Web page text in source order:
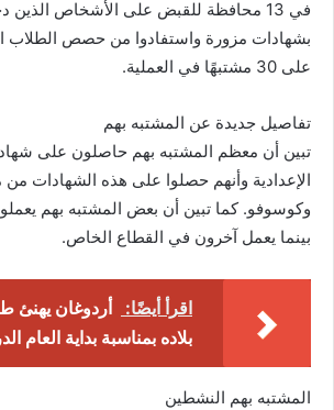
في 13 محافظة للقبض على الأشخاص الذين
بشهادات مزورة واستفادوا من حصص الطلاب
على 30 مشتبهًا في العملية.
تفاصيل جديدة عن المشتبه بهم
تبين أن معظم المشتبه بهم حاصلون على
الإعدادية وأنهم حصلوا على هذه الشهادات من
وكوسوفو. كما تبين أن بعض المشتبه بهم
بينما يعمل آخرون في القطاع الخاص.
اقرأ أيضًا:
أردوغان يهنئ
بلاده بمناسبة بداية العام
المشتبه بهم النشطين